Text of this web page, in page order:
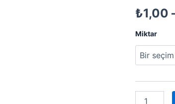
₺1,00
Miktar